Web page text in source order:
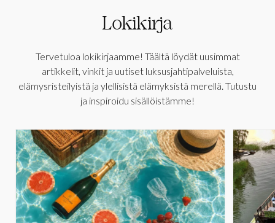
Lokikirja
Tervetuloa lokikirjaamme! Täältä löydät uusimmat
artikkelit, vinkit ja uutiset luksusjahtipalveluista,
elämysristeilyistä ja ylellisistä elämyksistä merellä. Tutustu
ja inspiroidu sisällöistämme!